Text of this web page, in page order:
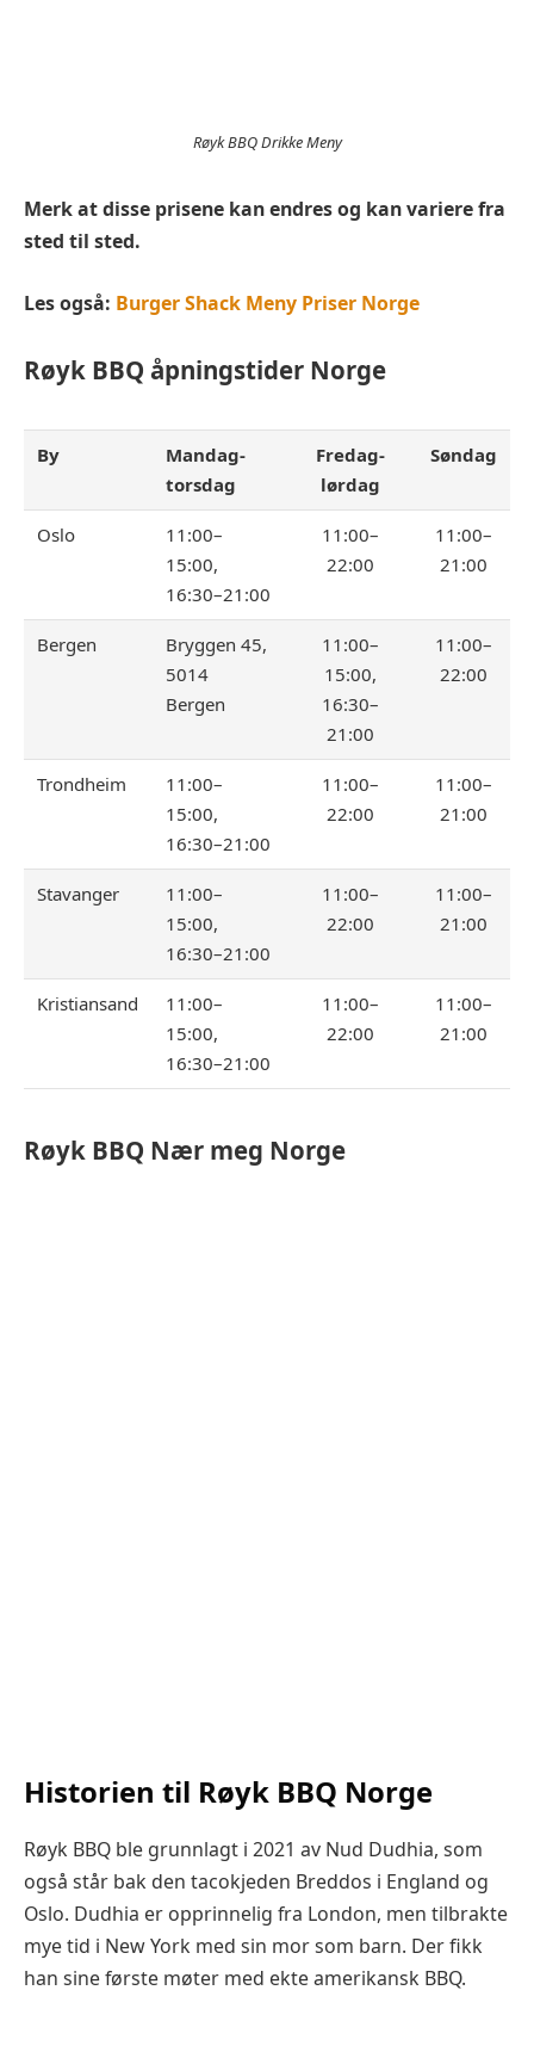
Røyk BBQ Drikke Meny
Merk at disse prisene kan endres og kan variere fra
sted til sted.
Les også: Burger Shack Meny Priser Norge
Røyk BBQ åpningstider Norge
By
Mandag-
torsdag
Fredag-
lørdag
Søndag
Oslo
11:00–
15:00,
16:30–21:00
11:00–
22:00
11:00–
21:00
Bergen
Bryggen 45,
5014
Bergen
11:00–
15:00,
16:30–
21:00
11:00–
22:00
Trondheim
11:00–
15:00,
16:30–21:00
11:00–
22:00
11:00–
21:00
Stavanger
11:00–
15:00,
16:30–21:00
11:00–
22:00
11:00–
21:00
Kristiansand
11:00–
15:00,
16:30–21:00
11:00–
22:00
11:00–
21:00
Røyk BBQ Nær meg Norge
Historien til Røyk BBQ Norge
Røyk BBQ ble grunnlagt i 2021 av Nud Dudhia, som
også står bak den tacokjeden Breddos i England og
Oslo. Dudhia er opprinnelig fra London, men tilbrakte
mye tid i New York med sin mor som barn. Der fikk
han sine første møter med ekte amerikansk BBQ.